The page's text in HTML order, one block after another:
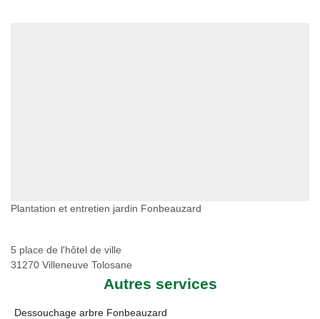
Plantation et entretien jardin Fonbeauzard
5 place de l'hôtel de ville
31270 Villeneuve Tolosane
Autres services
Dessouchage arbre Fonbeauzard